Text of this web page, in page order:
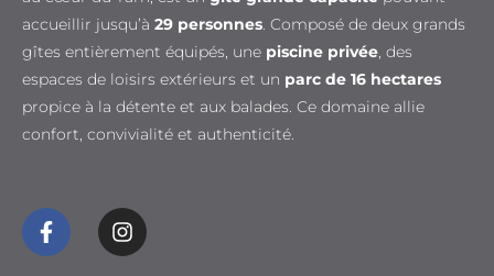
accueillir jusqu’à 29 personnes. Composé de deux grands
gîtes entièrement équipés, une piscine privée, des
espaces de loisirs extérieurs et un parc de 16 hectares
propice à la détente et aux balades. Ce domaine allie
confort, convivialité et authenticité.